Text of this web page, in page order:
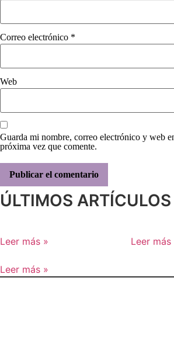
Correo electrónico *
Web
Guarda mi nombre, correo electrónico y web
próxima vez que comente.
ÚLTIMOS ARTÍCULOS
Leer más » Leer más
Leer más »